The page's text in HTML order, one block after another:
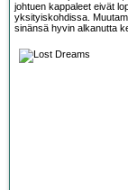
johtuen kappaleet eivät
yksityiskohdissa.
sinänsä hyvin alkanutta